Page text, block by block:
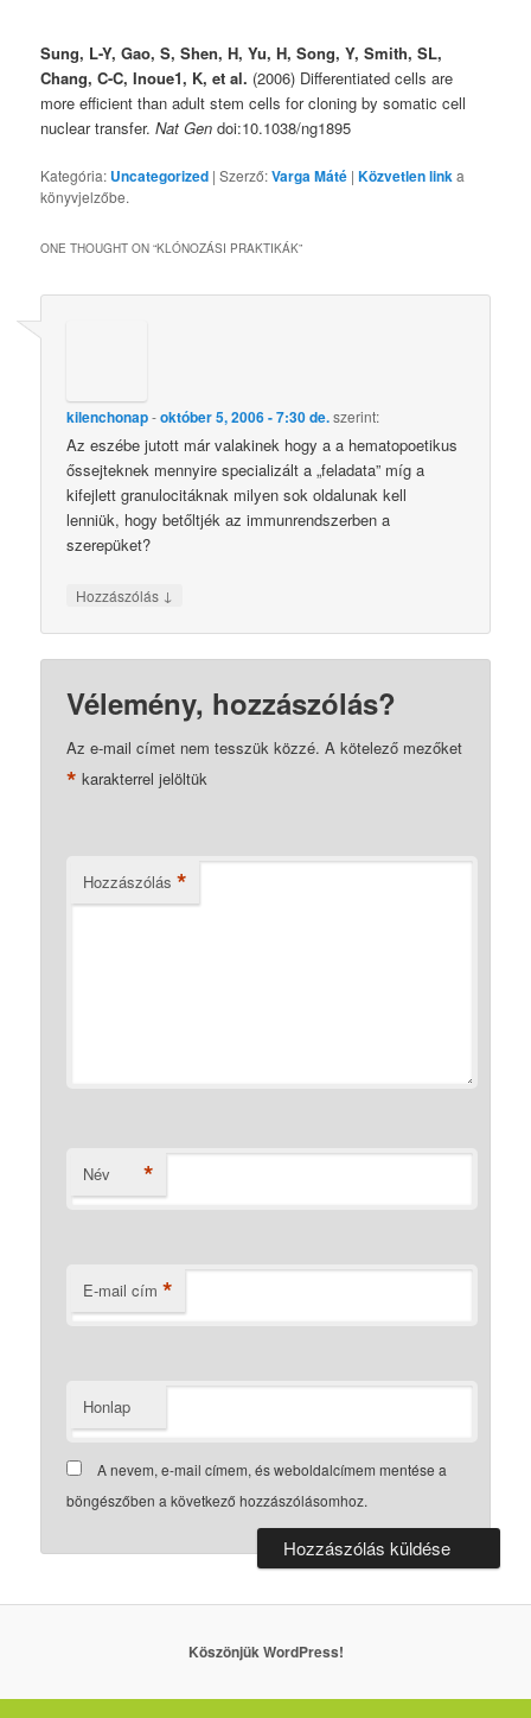
Sung, L-Y, Gao, S, Shen, H, Yu, H, Song, Y, Smith, SL,
Chang, C-C, Inoue1, K, et al. (2006) Differentiated cells are
more efficient than adult stem cells for cloning by somatic cell
nuclear transfer.Nat Gen doi:10.1038/ng1895
Kategória: Uncategorized | Szerző:Varga Máté |Közvetlen linka
könyvjelzőbe.
ONE THOUGHT ON “KLÓNOZÁSI PRAKTIKÁK”
kilenchonap-október 5, 2006 - 7:30 de.szerint:
Az eszébe jutott már valakinek hogy a a hematopoetikus
őssejteknek mennyire specializált a „feladata” míg a
kifejlett granulocitáknak milyen sok oldalunak kell
lenniük, hogy betőltjék az immunrendszerben a
szerepüket?
Hozzászólás ↓
Vélemény, hozzászólás?
Az e-mail címet nem tesszük közzé. A kötelező mezőket
* karakterrel jelöltük
Hozzászólás *
Név *
E-mail cím *
Honlap
A nevem, e-mail címem, és weboldalcímem mentése a
böngészőben a következő hozzászólásomhoz.
Köszönjük WordPress!